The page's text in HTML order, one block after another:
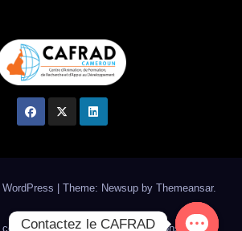
Theme: Newsup by Themeansar.
confidentialité Termes & Conditions
Contactez le CAFRAD